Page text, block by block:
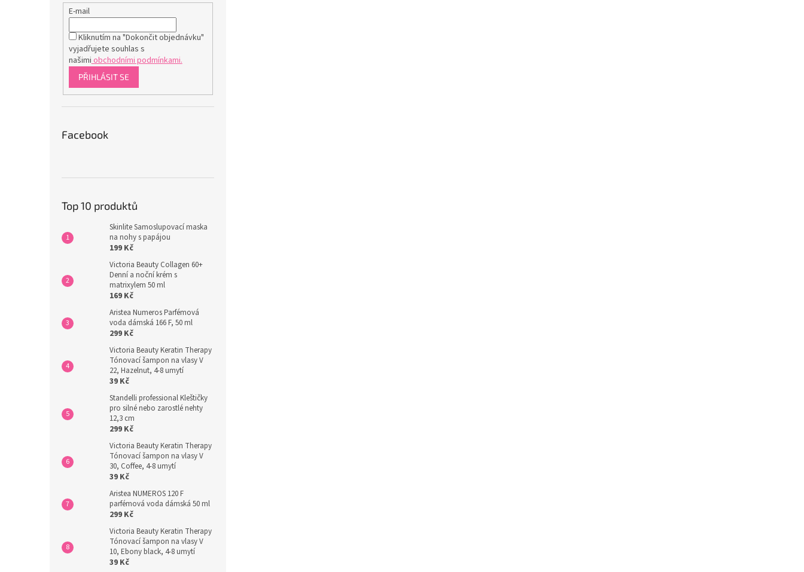
E-mail
Kliknutím na "Dokončit objednávku"
vyjadřujete souhlas s
našimiobchodními podmínkami.
PŘIHLÁSIT SE
Facebook
Top 10 produktů
Skinlite Samoslupovací maska
na nohy s papájou
199 Kč
Victoria Beauty Collagen 60+
Denní a noční krém s
matrixylem 50 ml
169 Kč
Aristea Numeros Parfémová
voda dámská 166 F, 50 ml
299 Kč
Victoria Beauty Keratin Therapy
Tónovací šampon na vlasy V
22, Hazelnut, 4-8 umytí
39 Kč
Standelli professional Kleštičky
pro silné nebo zarostlé nehty
12,3 cm
299 Kč
Victoria Beauty Keratin Therapy
Tónovací šampon na vlasy V
30, Coffee, 4-8 umytí
39 Kč
Aristea NUMEROS 120 F
parfémová voda dámská 50 ml
299 Kč
Victoria Beauty Keratin Therapy
Tónovací šampon na vlasy V
10, Ebony black, 4-8 umytí
39 Kč